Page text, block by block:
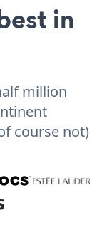
in
million
course not)